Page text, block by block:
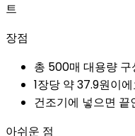
트
장점
총 500매 대용량 구
1장당 약 37.9원이
건조기에 넣으면 끝
아쉬운 점